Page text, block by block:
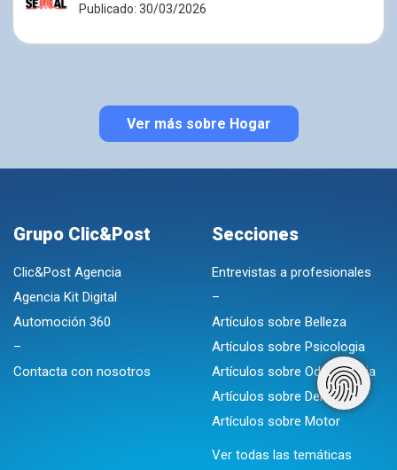
Publicado: 30/03/2026
Ver más sobre Hogar
Grupo Clic&Post
Clic&Post Agencia
Agencia Kit Digital
Automoción 360
–
Contacta con nosotros
Secciones
Entrevistas a profesionales
–
Artículos sobre Belleza
Artículos sobre Psicologia
Artículos sobre Odontologia
Artículos sobre Derecho
Artículos sobre Motor
Ver todas las temáticas